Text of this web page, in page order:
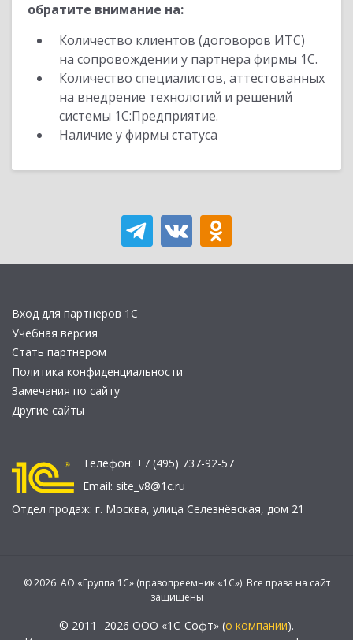
обратите внимание на:
Количество клиентов (договоров ИТС)
на сопровождении у партнера фирмы 1С.
Количество специалистов, аттестованных
на внедрение технологий и решений
системы 1С:Предприятие.
Наличие у фирмы статуса
Вход для партнеров 1С
Учебная версия
Стать партнером
Политика конфиденциальности
Замечания по сайту
Другие сайты
Телефон: +7 (495) 737-92-57
Email: site_v8@1c.ru
Отдел продаж: г. Москва, улица Селезнёвская, дом 21
© 2026 АО «Группа 1С» (правопреемник «1С»). Все права на сайт
защищены
© 2011- 2026 ООО «1С-Софт» (о компании).